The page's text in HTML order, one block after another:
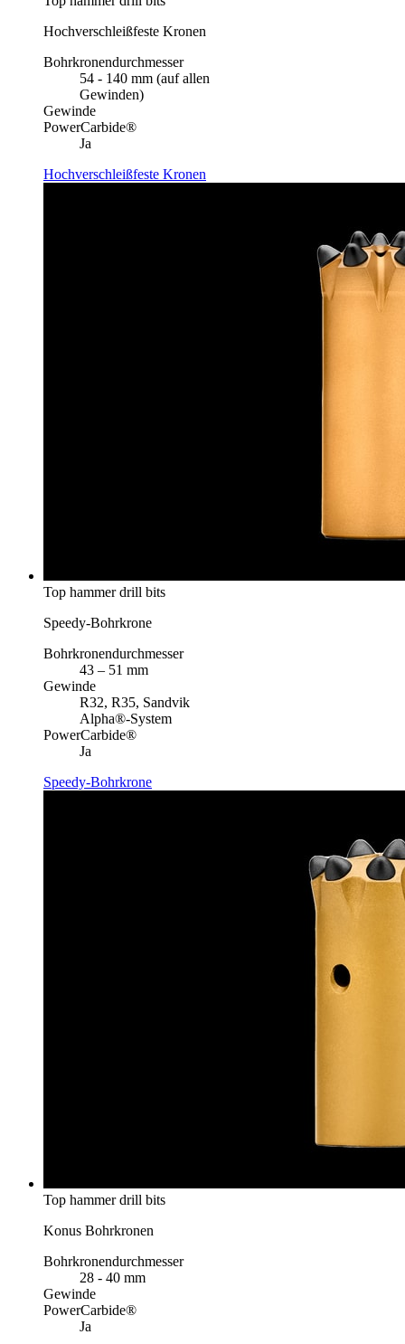
Hochverschleißfeste Kronen
Bohrkronendurchmesser
54 - 140 mm (auf allen
Gewinden)
Gewinde
PowerCarbide®
Ja
Hochverschleißfeste Kronen
Top hammer drill bits
Speedy-Bohrkrone
Bohrkronendurchmesser
43 – 51 mm
Gewinde
R32, R35, Sandvik
Alpha®-System
PowerCarbide®
Ja
Speedy-Bohrkrone
Top hammer drill bits
Konus Bohrkronen
Bohrkronendurchmesser
28 - 40 mm
Gewinde
PowerCarbide®
Ja